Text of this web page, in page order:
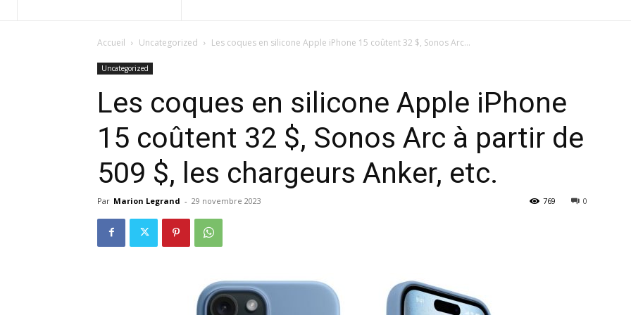
Accueil Uncategorized Les coques en silicone Apple iPhone 15 coûtent 32 $, Sonos Arc...
Uncategorized
Les coques en silicone Apple iPhone
15 coûtent 32 $, Sonos Arc à partir de
509 $, les chargeurs Anker, etc.
Par Marion Legrand - 29 novembre 2023 0
769